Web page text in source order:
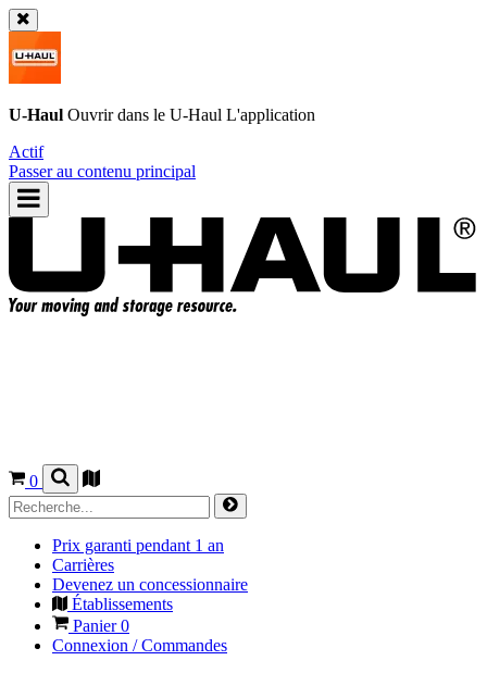
U-Haul Ouvrir dans le U-Haul L'application
Actif
Passer au contenu principal
0
Prix garanti pendant 1 an
Carrières
Devenez un concessionnaire
Établissements
Panier0
Connexion / Commandes